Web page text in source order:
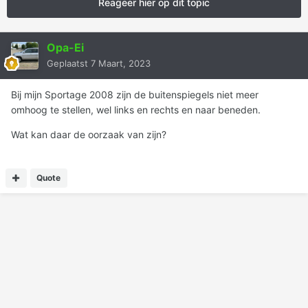
Opa-Ei
Geplaatst 7 Maart, 2023
Bij mijn Sportage 2008 zijn de buitenspiegels niet meer
omhoog te stellen, wel links en rechts en naar beneden.
Wat kan daar de oorzaak van zijn?
Quote